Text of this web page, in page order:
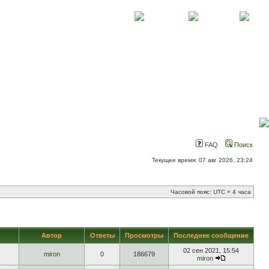
FAQ Поиск
Текущее время: 07 авг 2026, 23:24
Часовой пояс: UTC + 4 часа
Автор Ответы Просмотры Последнее сообщение
miron 0 186679
02 сен 2021, 15:54
miron